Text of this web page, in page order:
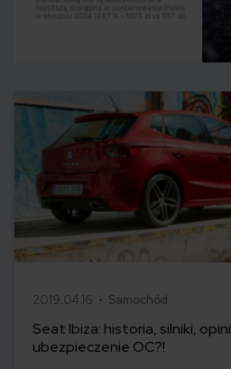
2019.04.16 • Samochód
Seat Ibiza: historia, silniki,
ubezpieczenie OC?!